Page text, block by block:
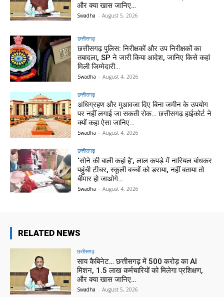
और क्या खास जानिए…
Swadha - August 5, 2026
छत्तीसगढ़
छत्तीसगढ़ पुलिस: निरीक्षकों और उप निरीक्षकों का
तबादला, SP ने जारी किया आदेश, जानिए किसे कहां
मिली जिम्मेदारी…
Swadha - August 4, 2026
छत्तीसगढ़
अधिग्रहण और मुआवजा दिए बिना जमीन के उपयोग
पर नहीं लगाई जा सकती रोक… छत्तीसगढ़ हाईकोर्ट ने
क्यों कहा ऐसा जानिए…
Swadha - August 4, 2026
छत्तीसगढ़
‘सोने की बाली कहां है’, लाल कपड़े में नारियल बांधकर
पहुंची टीचर, स्कूली बच्चों को डराया, नहीं बताया तो
बीमार हो जाओगे…
Swadha - August 4, 2026
RELATED NEWS
छत्तीसगढ़
साय कैबिनेट… छत्तीसगढ़ में 500 करोड़ का AI
मिशन, 1.5 लाख कर्मचारियों को मिलेगा प्रशिक्षण,
और क्या खास जानिए…
Swadha - August 5, 2026